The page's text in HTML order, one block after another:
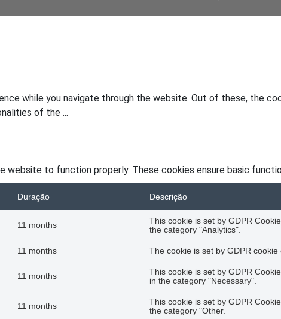
while you navigate through the website. Out of these, the
of the ...
website to function properly. These cookies ensure basic
Duração Descrição
11 months
This cookie is set by GDPR
the category "Analytics".
11 months The cookie is set by GDPR
11 months
This cookie is set by GDPR
in the category "Necessary".
11 months
This cookie is set by GDPR
the category "Other.